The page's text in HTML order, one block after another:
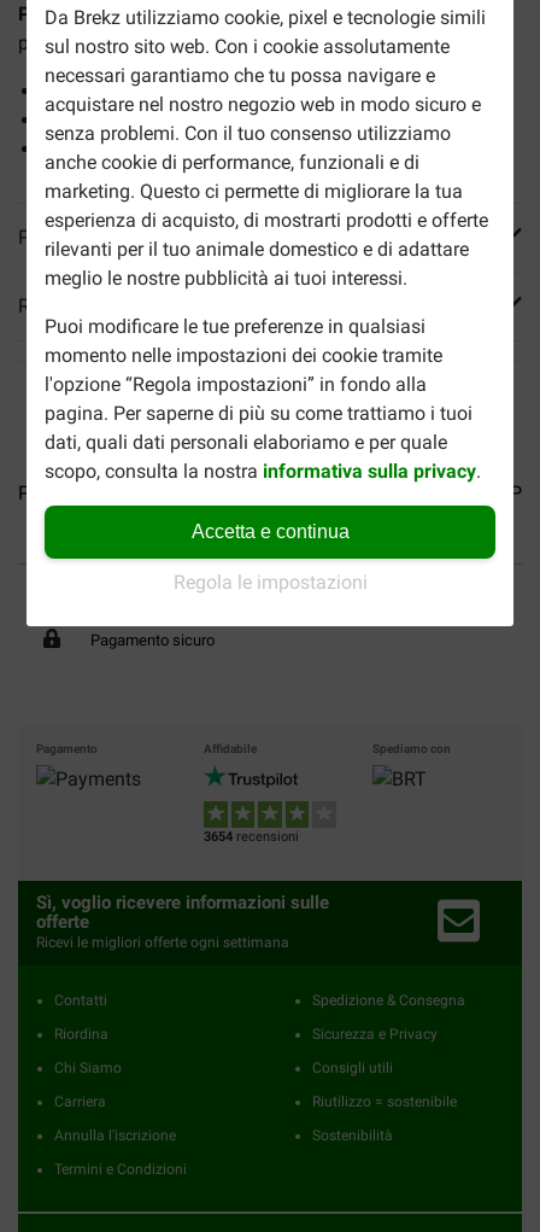
Da Brekz utilizziamo cookie, pixel e tecnologie simili
sul nostro sito web. Con i cookie assolutamente
necessari garantiamo che tu possa navigare e
acquistare nel nostro negozio web in modo sicuro e
senza problemi. Con il tuo consenso utilizziamo
anche cookie di performance, funzionali e di
marketing. Questo ci permette di migliorare la tua
esperienza di acquisto, di mostrarti prodotti e offerte
rilevanti per il tuo animale domestico e di adattare
meglio le nostre pubblicità ai tuoi interessi.
Puoi modificare le tue preferenze in qualsiasi
momento nelle impostazioni dei cookie tramite
l'opzione “Regola impostazioni” in fondo alla
pagina. Per saperne di più su come trattiamo i tuoi
dati, quali dati personali elaboriamo e per quale
scopo, consulta la nostra informativa sulla privacy.
Accetta e continua
Regola le impostazioni
Prestano Sensitive Skin è un alimento completo pressato
per cani e si rivolge a cani con pelle sensibile. I benefici:
Ricco di salmone
Senza glutine di frumento
Stimola la digestione
Più informazioni
Reviews
Prestano Original per cane
Fino al 40% in meno
Spedizione gratuita da 89
Pagamento sicuro
Pagamento Affidabile
3654 recensioni
Spediamo con
Sì, voglio ricevere informazioni sulle
offerte
Ricevi le migliori offerte ogni settimana
Contatti
Riordina
Chi Siamo
Carriera
Annulla l'iscrizione
Termini e Condizioni
Spedizione & Consegna
Sicurezza e Privacy
Consigli utili
Riutilizzo = sostenibile
Sostenibilità